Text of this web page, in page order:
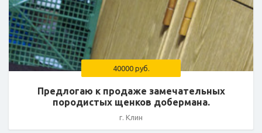
40000 руб.
Предлогаю к продаже замечательных
породистых щенков добермана.
г. Клин